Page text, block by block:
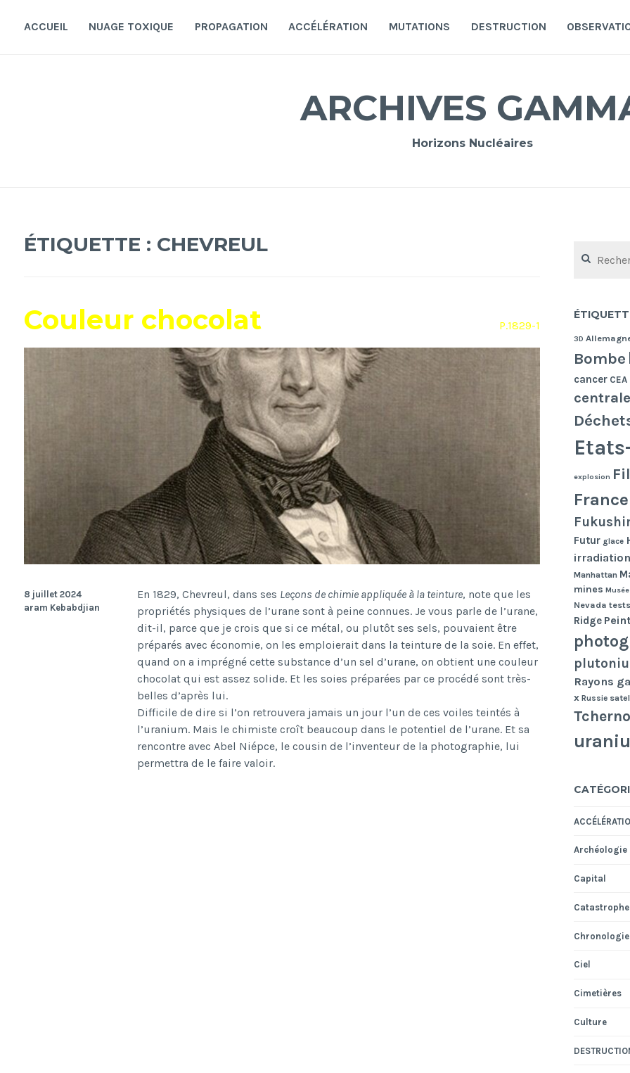
ACCUEIL NUAGE TOXIQUE PROPAGATION ACCÉLÉRATION MUTATIONS DESTRUCTION
ARCHIVES
Horizons Nucléaires
ÉTIQUETTE : CHEVREUL
Couleur chocolat P.1829-1
En 1829, Chevreul, dans ses Leçons de chimie appliquée à la teinture, note que les
propriétés physiques de l’urane sont à peine connues. Je vous parle de l’urane,
dit-il, parce que je crois que si ce métal, ou plutôt ses sels, pouvaient être
préparés avec économie, on les emploierait dans la teinture de la soie. En effet,
quand on a imprégné cette substance d’un sel d’urane, on obtient une couleur
chocolat qui est assez solide. Et les soies préparées par ce procédé sont très-
belles d’après lui.
Difficile de dire si l’on retrouvera jamais un jour l’un de ces voiles teintés à
l’uranium. Mais le chimiste croît beaucoup dans le potentiel de l’urane. Et sa
rencontre avec Abel Niépce, le cousin de l’inventeur de la photographie, lui
permettra de le faire valoir.
8 juillet 2024
aram Kebabdjian
3D
Bombe
cancer CEA
explosion
France
Futur glace
irradiation
Manhattan
mines Musée
Nevada
Ridge
Rayons
x Russie
Archéologie
Capital
Catastrophe
Ciel
Cimetières
Culture